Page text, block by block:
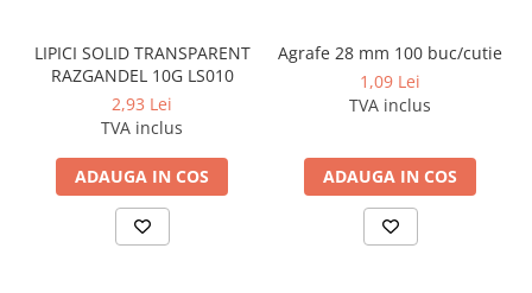
Rigle
Compas scolar
Foarfeci
Markere evidentiatoare text
Markere permanente
LIPICI SOLID TRANSPARENT
RAZGANDEL 10G LS010
2,93 Lei
TVA inclus
ADAUGA IN COS
Agrafe 28 mm 100 buc/cutie
1,09 Lei
TVA inclus
ADAUGA IN COS